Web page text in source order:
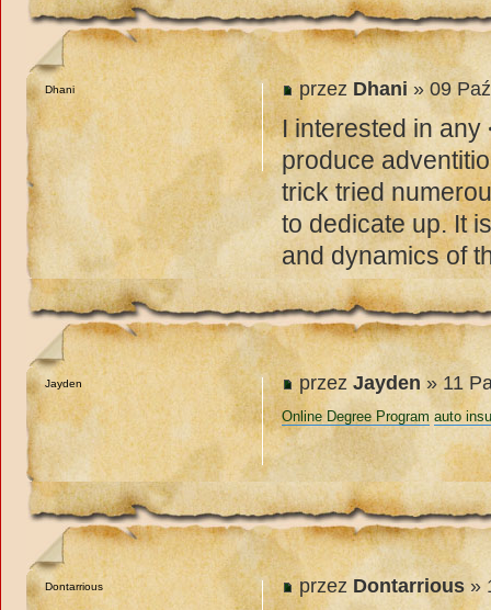
przez Dhani » 09
I interested in any
produce
trick tried
to dedicate up. It
and dynamics of
Dhani
przezJayden » 11
Online Degree Program auto
Jayden
przez Dontarrious»
Dontarrious